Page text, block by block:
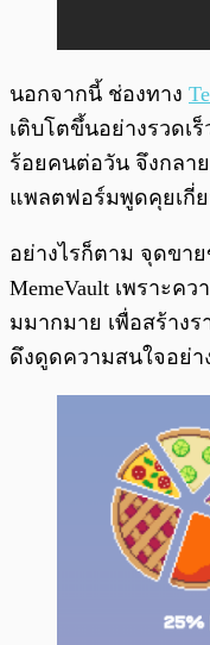
นอกจากนี้ ช่องทาง
เติบโตขึ้นอย่างรวดเ
ร้อยคนต่อวัน จึงกลา
แพลตฟอร์มพูดคุยเกี่ย
อย่างไรก็ตาม จุดขา
MemeVault เพราะค
มมากมาย เพื่อสร้างร
ดึงดูดความสนใจอย่า